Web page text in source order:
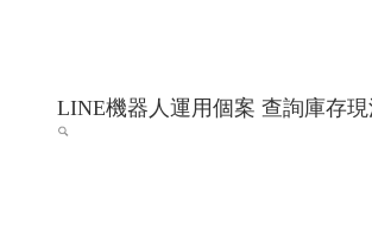
LINE機器人運用個案 查詢庫存現